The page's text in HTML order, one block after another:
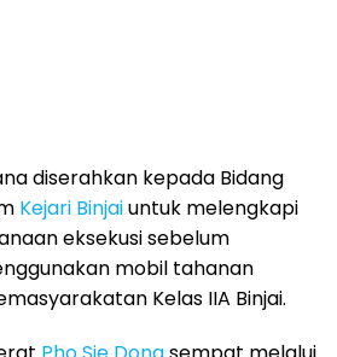
diserahkan kepada Bidang
Kejari Binjaiuntuk melengkapi
eksekusi sebelum
mobil tahanan
Kelas IIA Binjai.